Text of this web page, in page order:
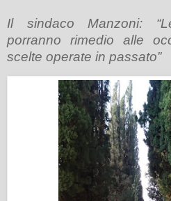
Il sindaco Manzoni:
porranno rimedio alle
scelte operate in passato”